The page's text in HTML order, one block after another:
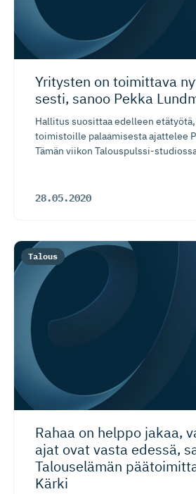
Yritysten on toimittava
sesti, sanoo Pekka
Hallitus suosittaa edelleen
toimistoille palaamisesta ajattelee
Tämän viikon Talouspulssi-
28.05.2020
Rahaa on helppo jakaa,
ajat ovat vasta edessä,
Talouselämän
Kärki
Talous